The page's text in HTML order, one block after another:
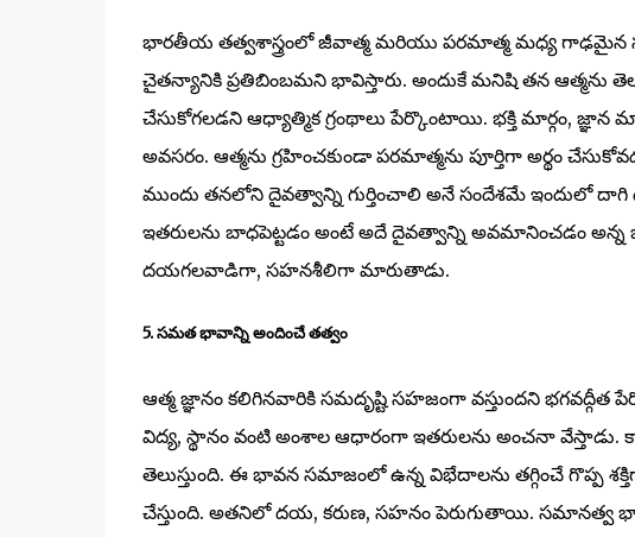
భారతీయ తత్వశాస్త్రంలో జీవాత్మ మరియు పరమాత్మ మధ్య గాఢమైన
చైతన్యానికి ప్రతిబింబమని భావిస్తారు. అందుకే మనిషి తన ఆత్మను
చేసుకోగలడని ఆధ్యాత్మిక గ్రంథాలు పేర్కొంటాయి. భక్తి మార్గం, జ్ఞాన
అవసరం. ఆత్మను గ్రహించకుండా పరమాత్మను పూర్తిగా అర్థం
ముందు తనలోని దైవత్వాన్ని గుర్తించాలి అనే సందేశమే ఇందులో దాగి
ఇతరులను బాధపెట్టడం అంటే అదే దైవత్వాన్ని అవమానించడం అన్న
దయగలవాడిగా, సహనశీలిగా మారుతాడు.
5. సమత భావాన్ని అందించే తత్వం
ఆత్మ జ్ఞానం కలిగినవారికి సమదృష్టి సహజంగా వస్తుందని
విద్య, స్థానం వంటి అంశాల ఆధారంగా ఇతరులను అంచనా వేస్తాడు.
తెలుస్తుంది. ఈ భావన సమాజంలో ఉన్న విభేదాలను తగ్గించే గొప్ప
చేస్తుంది. అతనిలో దయ, కరుణ, సహనం పెరుగుతాయి. సమానత్వ భావన